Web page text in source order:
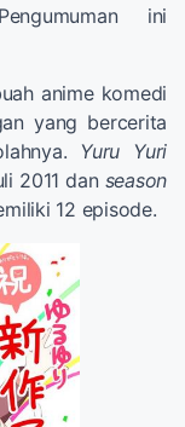
ini
anime komedi
yang bercerita
Yuru Yuri
2011 dan season
12 episode.